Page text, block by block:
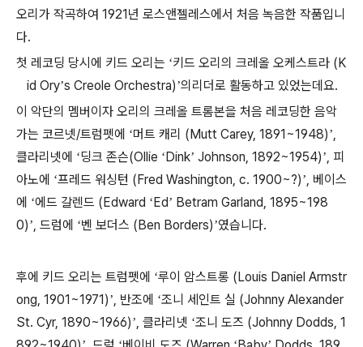
오리가 작곡하여 1921년 로스앤젤레스에서 처음 녹음한 작품입니
다.
첫 레코딩 당시에 키드 오리는 ‘키드 오리의 크레올 오케스트라 (K
id Ory’s Creole Orchestra)’의리더로 활동하고 있었는데요.
이 악단의 멤버이자 오리의 크레올 트롬본을 처음 레코딩한 음악
가는 코르넷/트럼펫에 ‘머트 캐리 (Mutt Carey, 1891~1948)’,
클라리넷에 ‘딩크 존슨(Ollie ‘Dink’ Johnson, 1892~1954)’, 피
아노에 ‘프레드 워싱턴 (Fred Washington, c. 1900~?)’, 베이스
에 ‘에드 갈렌드 (Edward ‘Ed’ Betram Garland, 1895~198
0)’, 드럼에 ‘벤 보더스 (Ben Borders)’였습니다.
후에 키드 오리는 트럼펫에 ‘루이 암스트롱 (Louis Daniel Armstr
ong, 1901~1971)’, 반조에 ‘조니 세인트 실 (Johnny Alexander
St. Cyr, 1890~1966)’, 클라리넷 ‘조니 도즈 (Johnny Dodds, 1